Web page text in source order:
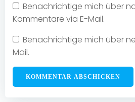
Benachrichtige mich über
Kommentare via E-Mail.
Benachrichtige mich über
Mail.